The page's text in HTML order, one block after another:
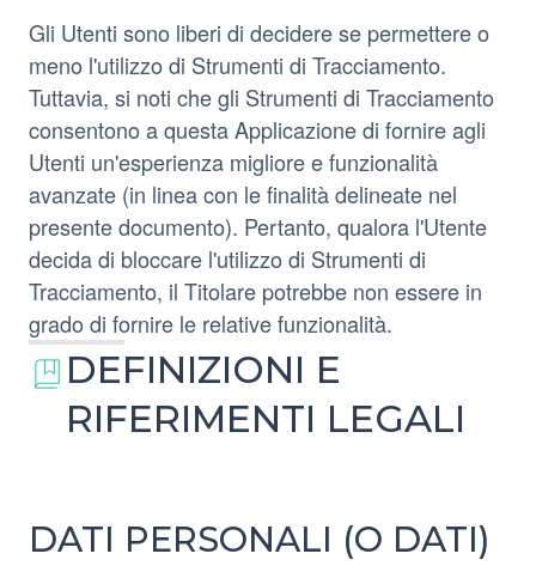
Gli Utenti sono liberi di decidere se permettere o
meno l'utilizzo di Strumenti di Tracciamento.
Tuttavia, si noti che gli Strumenti di Tracciamento
consentono a questa Applicazione di fornire agli
Utenti un'esperienza migliore e funzionalità
avanzate (in linea con le finalità delineate nel
presente documento). Pertanto, qualora l'Utente
decida di bloccare l'utilizzo di Strumenti di
Tracciamento, il Titolare potrebbe non essere in
grado di fornire le relative funzionalità.
DEFINIZIONI E
RIFERIMENTI LEGALI
DATI PERSONALI (O DATI)